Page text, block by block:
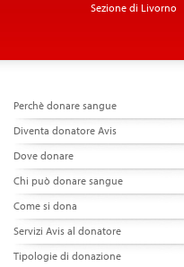
Sezione di Livorno
Perchè donare sangue
Diventa donatore Avis
Dove donare
Chi può donare sangue
Come si dona
Servizi Avis al donatore
Tipologie di donazione